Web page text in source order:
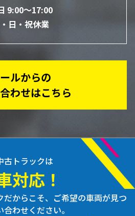
9:00～17:00
日・祝休業
ルからの
わせはこちら
古トラックは
対応！
だからこそ、ご希望の車両が見つ
わせください。